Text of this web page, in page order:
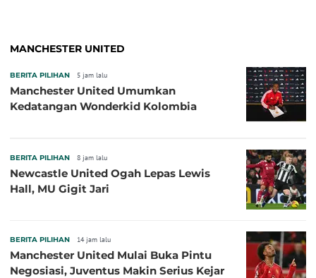
MANCHESTER UNITED
BERITA PILIHAN 5 jam lalu
Manchester United Umumkan
Kedatangan Wonderkid Kolombia
BERITA PILIHAN 8 jam lalu
Newcastle United Ogah Lepas Lewis
Hall, MU Gigit Jari
BERITA PILIHAN 14 jam lalu
Manchester United Mulai Buka Pintu
Negosiasi, Juventus Makin Serius Kejar